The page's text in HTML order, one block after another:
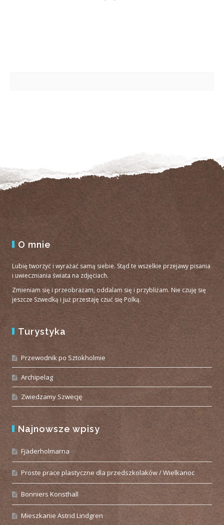
O mnie
Lubię tworzyć i wyrażać samą siebie. Stąd te wszelkie przejawy pisania
i uwieczniania świata na zdjęciach.
Zmieniam się i przeobrażam, oddalam się i przybliżam. Nie czuję się
jeszcze Szwedką i już przestaję czuć się Polką.
Turystyka
Przewodnik po Sztokholmie
Archipelag
Zwiedzamy Szwecję
Najnowsze wpisy
Fjäderholmarna
Proste prace plastyczne dla przedszkolaków / Wielkanoc
Bonniers Konsthall
Mieszkanie Astrid Lindgren